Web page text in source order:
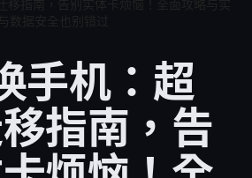
手机：超
指南，告